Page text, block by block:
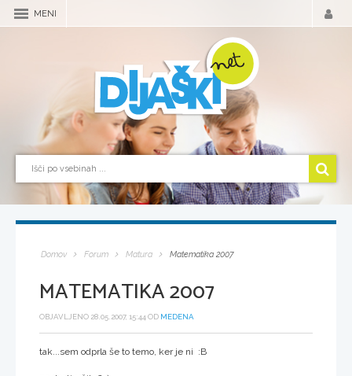
MENI
Domov Forum Matura Matematika 2007
MATEMATIKA 2007
OBJAVLJENO 28.05.2007, 15:44 OD MEDENA
tak...sem odprla še to temo, ker je ni :B